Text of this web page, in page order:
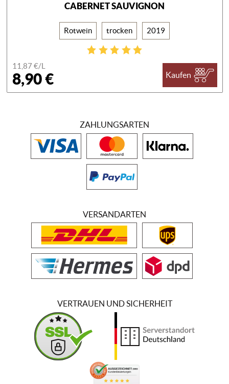
CABERNET SAUVIGNON
Rotwein trocken 2019
11,87 €/L
8,90 € Kaufen
ZAHLUNGSARTEN
VERSANDARTEN
VERTRAUEN UND SICHERHEIT